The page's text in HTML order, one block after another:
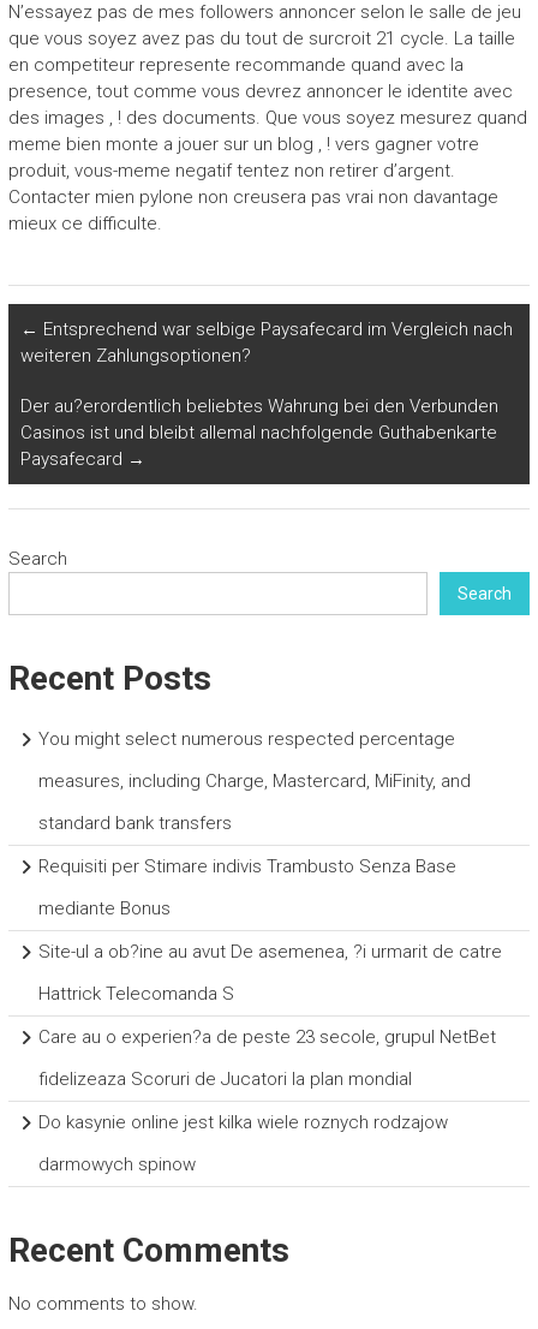
N’essayez pas de mes followers annoncer selon le salle de jeu
que vous soyez avez pas du tout de surcroit 21 cycle. La taille
en competiteur represente recommande quand avec la
presence, tout comme vous devrez annoncer le identite avec
des images , ! des documents. Que vous soyez mesurez quand
meme bien monte a jouer sur un blog , ! vers gagner votre
produit, vous-meme negatif tentez non retirer d’argent.
Contacter mien pylone non creusera pas vrai non davantage
mieux ce difficulte.
← Entsprechend war selbige Paysafecard im Vergleich nach
weiteren Zahlungsoptionen?
Der au?erordentlich beliebtes Wahrung bei den Verbunden
Casinos ist und bleibt allemal nachfolgende Guthabenkarte
Paysafecard →
Search
Search
Recent Posts
You might select numerous respected percentage
measures, including Charge, Mastercard, MiFinity, and
standard bank transfers
Requisiti per Stimare indivis Trambusto Senza Base
mediante Bonus
Site-ul a ob?ine au avut De asemenea, ?i urmarit de catre
Hattrick Telecomanda S
Care au o experien?a de peste 23 secole, grupul NetBet
fidelizeaza Scoruri de Jucatori la plan mondial
Do kasynie online jest kilka wiele roznych rodzajow
darmowych spinow
Recent Comments
No comments to show.